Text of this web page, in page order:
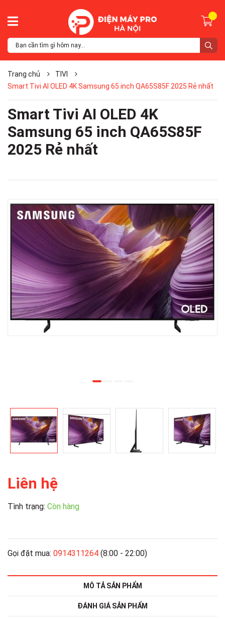
Trang chủ
TIVI
Smart Tivi AI OLED 4K Samsung 65 inch QA65S85F 2025 Rẻ nhất
Smart Tivi AI OLED 4K
Samsung 65 inch QA65S85F
2025 Rẻ nhất
Liên hệ
Tình trạng: Còn hàng
Gọi đặt mua: 0914311264 (8:00 - 22:00)
MÔ TẢ SẢN PHẨM
ĐÁNH GIÁ SẢN PHẨM